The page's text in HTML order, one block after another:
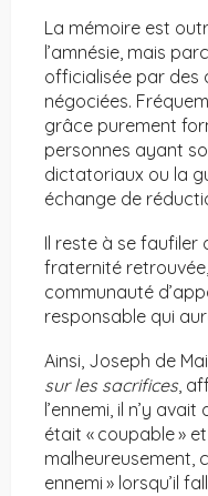
La mémoire est
l’amnésie, mais
officialisée par des
négociées.
grâce purement
personnes ayant
dictatoriaux ou la
échange de
Il reste à se faufiler
fraternité
communauté
responsable qui
Ainsi, Joseph de
sur les sacrifices,
l’ennemi, il n’y
était « coupable »
malheureusement,
ennemi » lorsqu’il